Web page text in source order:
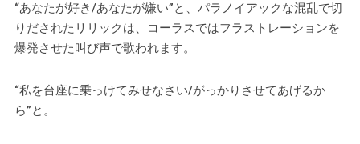
“あなたが好き/あなたが嫌い”と、パラノイアックな混乱で切
りだされたリリックは、コーラスではフラストレーションを
爆発させた叫び声で歌われます。
“私を台座に乗っけてみせなさい/がっかりさせてあげるか
ら”と。